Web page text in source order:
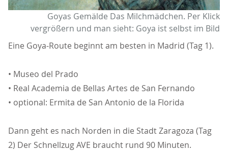
Goyas Gemälde Das Milchmädchen. Per Klick
vergrößern und man sieht: Goya ist selbst im Bild
Eine Goya-Route beginnt am besten in Madrid (Tag 1).
• Museo del Prado
• Real Academia de Bellas Artes de San Fernando
• optional: Ermita de San Antonio de la Florida
Dann geht es nach Norden in die Stadt Zaragoza (Tag
2) Der Schnellzug AVE braucht rund 90 Minuten.